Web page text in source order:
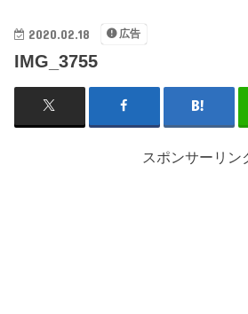
2020.02.18 広告
IMG_3755
スポンサーリン